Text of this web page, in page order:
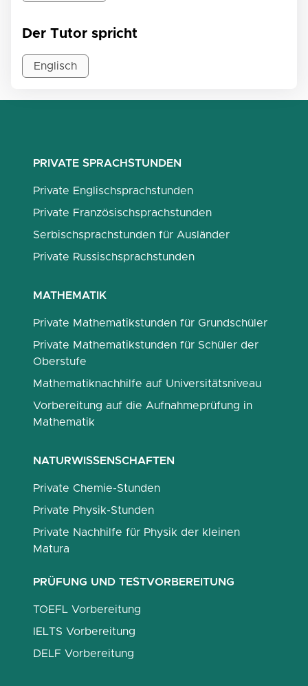
Der Tutor spricht
Englisch
PRIVATE SPRACHSTUNDEN
Private Englischsprachstunden
Private Französischsprachstunden
Serbischsprachstunden für Ausländer
Private Russischsprachstunden
MATHEMATIK
Private Mathematikstunden für Grundschüler
Private Mathematikstunden für Schüler der
Oberstufe
Mathematiknachhilfe auf Universitätsniveau
Vorbereitung auf die Aufnahmeprüfung in
Mathematik
NATURWISSENSCHAFTEN
Private Chemie-Stunden
Private Physik-Stunden
Private Nachhilfe für Physik der kleinen
Matura
PRÜFUNG UND TESTVORBEREITUNG
TOEFL Vorbereitung
IELTS Vorbereitung
DELF Vorbereitung